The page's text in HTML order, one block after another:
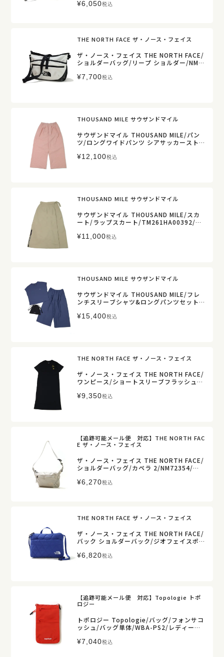
¥6,050税込
THE NORTH FACE ザ・ノース・フェイス
ザ・ノース・フェイス THE NORTH FACE/
ショルダーバッグ/リープ ショルダー/NM7
¥7,700税込
THOUSAND MILE サウザンドマイル
サウザンドマイル THOUSAND MILE/パン
ツ/ロングワイドパンツ シアサッカースト
規取扱】
¥12,100税込
THOUSAND MILE サウザンドマイル
サウザンドマイル THOUSAND MILE/スカ
ート/ラップスカート/TM261HA00392/レ
¥11,000税込
THOUSAND MILE サウザンドマイル
サウザンドマイル THOUSAND MILE/フレ
ンチスリーブシャツ&ロングパンツセット/
【正規取扱】
¥15,400税込
THE NORTH FACE ザ・ノース・フェイス
ザ・ノース・フェイス THE NORTH FACE/
ワンピース/ショートスリーブフラッシュド
2632/レディース【正規取扱】
¥9,350税込
【追跡可能メール便 対応】THE NORTH FAC
E ザ・ノース・フェイス
ザ・ノース・フェイス THE NORTH FACE/
ショルダーバッグ/カペラ 2/NM72354/メ
¥6,270税込
THE NORTH FACE ザ・ノース・フェイス
ザ・ノース・フェイス THE NORTH FACE/
バック ショルダーバック/ジオフェイスポ
取扱】
¥6,820税込
【追跡可能メール便 対応】Topologie トポ
ロジー
トポロジー Topologie/バッグ/フォンサコ
ッシュ/バッグ単体/WBA-PS2/レディース
¥7,040税込